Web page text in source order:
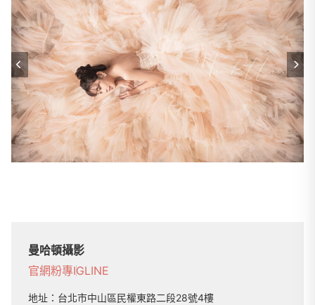
曼哈頓攝影
官網粉專IGLINE
地址： 台北市中山區民權東路二段28號4樓